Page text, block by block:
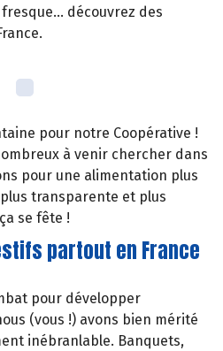
découvrez des
pour notre Coopérative !
à venir chercher dans
pour une alimentation plus
transparente et plus
se fête !
partout en France
pour développer
(vous !) avons bien mérité
inébranlable. Banquets,